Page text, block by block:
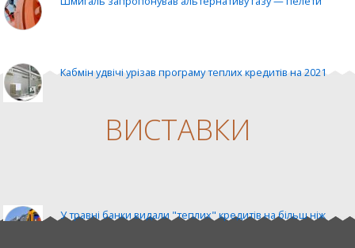
Кабмін удвічі урізав програму теплих кредитів на 2021
ЄС може дати теплий кредит на € 300 млн
У травні банки видали "теплих" кредитів на більш ніж
ВИСТАВКИ